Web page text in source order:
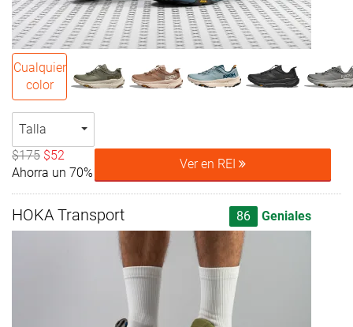
Cualquier
color
Talla
$175 $52
Ahorra un 70%
Ver en REI
HOKA Transport 86 Geniales